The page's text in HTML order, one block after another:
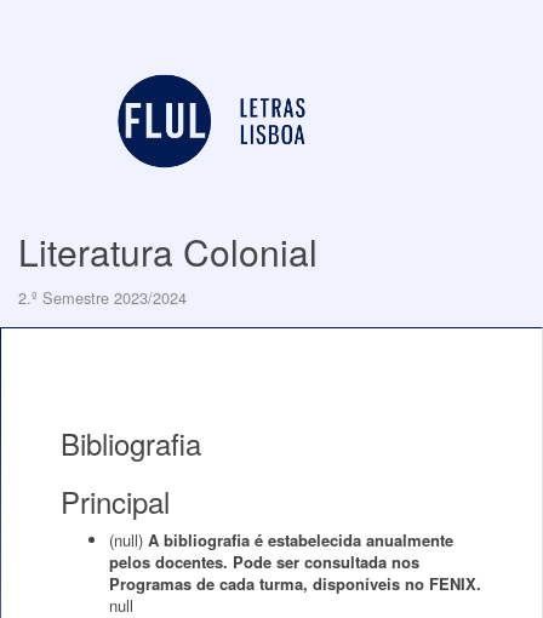
Literatura Colonial
2.º Semestre 2023/2024
Bibliografia
Principal
(null) A bibliografia é estabelecida anualmente
pelos docentes. Pode ser consultada nos
Programas de cada turma, disponíveis no FENIX.
null